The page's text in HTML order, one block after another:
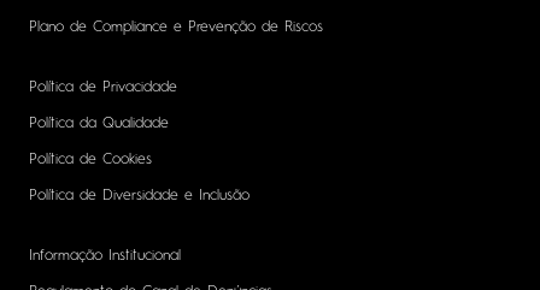
Plano de Compliance e Prevenção de Riscos
Política de Privacidade
Política da Qualidade
Política de Cookies
Política de Diversidade e Inclusão
Informação Institucional